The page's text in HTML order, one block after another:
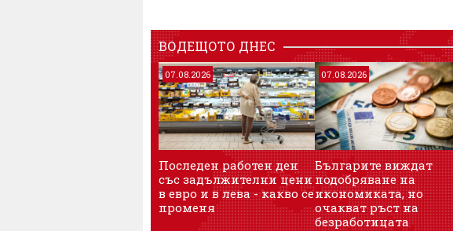
ВОДЕЩОТО ДНЕС
07.08.2026
Последен работен ден
със задължителни цени
в евро и в лева - какво се
променя
07.08.2026
Българите виждат
подобряване на
икономиката, но
очакват ръст на
безработицата